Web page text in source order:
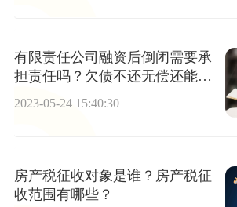
有限责任公司融资后倒闭需要承
担责任吗？欠债不还无偿还能力
2023-05-24 15:40:30
房产税征收对象是谁？房产税征
收范围有哪些？